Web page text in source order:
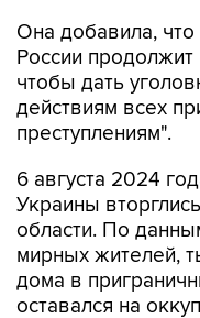
Она добавила,
России
чтобы дать
действиям всех
преступлениям".
6 августа 2024
Украины
области. По
мирных жителей,
дома в
оставался на